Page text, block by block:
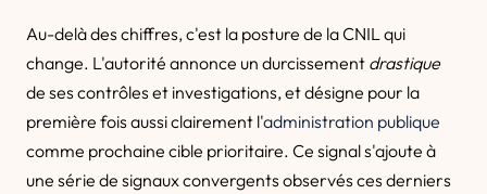
Au-delà des chiffres, c'est la posture de la CNIL qui
change. L'autorité annonce un durcissement drastique
de ses contrôles et investigations, et désigne pour la
première fois aussi clairement l'administration publique
comme prochaine cible prioritaire. Ce signal s'ajoute à
une série de signaux convergents observés ces derniers